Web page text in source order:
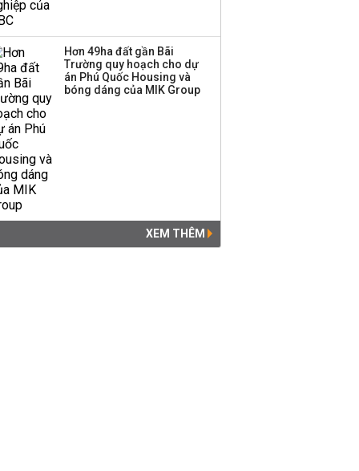
Hơn 49ha đất gần Bãi
Trường quy hoạch cho dự
án Phú Quốc Housing và
bóng dáng của MIK Group
XEM THÊM